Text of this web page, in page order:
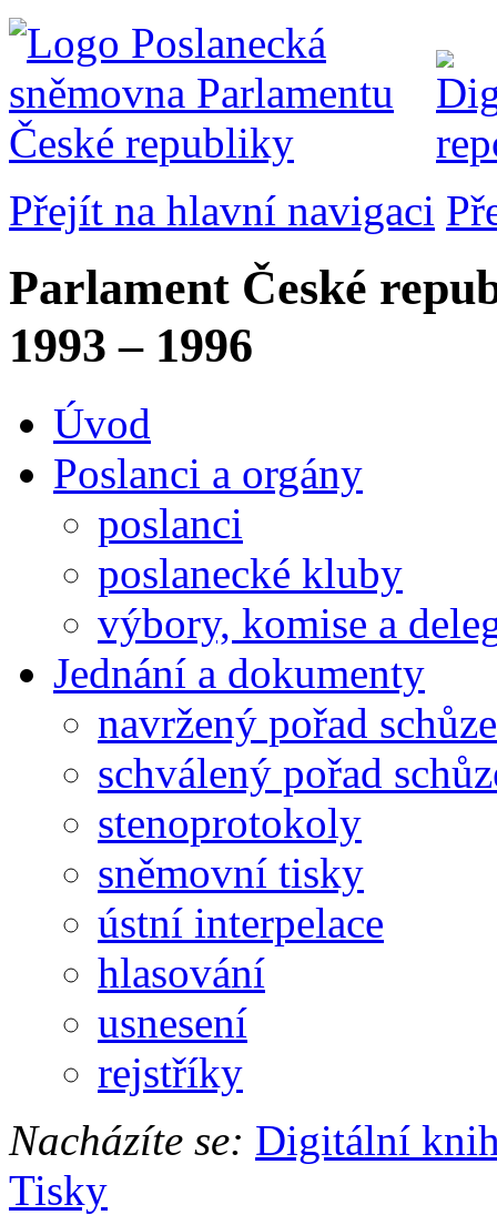
Přejít na hlavní navigaci
Parlament České
1993 – 1996
Úvod
Poslanci a orgány
poslanci
poslanecké kluby
výbory, komise a
Jednání a dokumenty
navržený pořad schůze
schválený pořad
stenoprotokoly
sněmovní tisky
ústní interpelace
hlasování
usnesení
rejstříky
Nacházíte se: Digitální
Tisky